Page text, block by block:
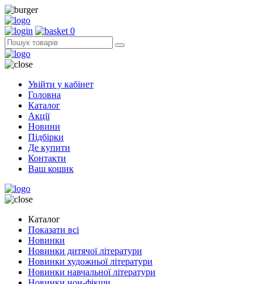
0
Увійти у кабінет
Головна
Каталог
Акції
Новини
Підбірки
Де купити
Контакти
Ваш кошик
Каталог
Показати всі
Новинки
Новинки дитячої літератури
Новинки художньої літератури
Новинки навчальної літератури